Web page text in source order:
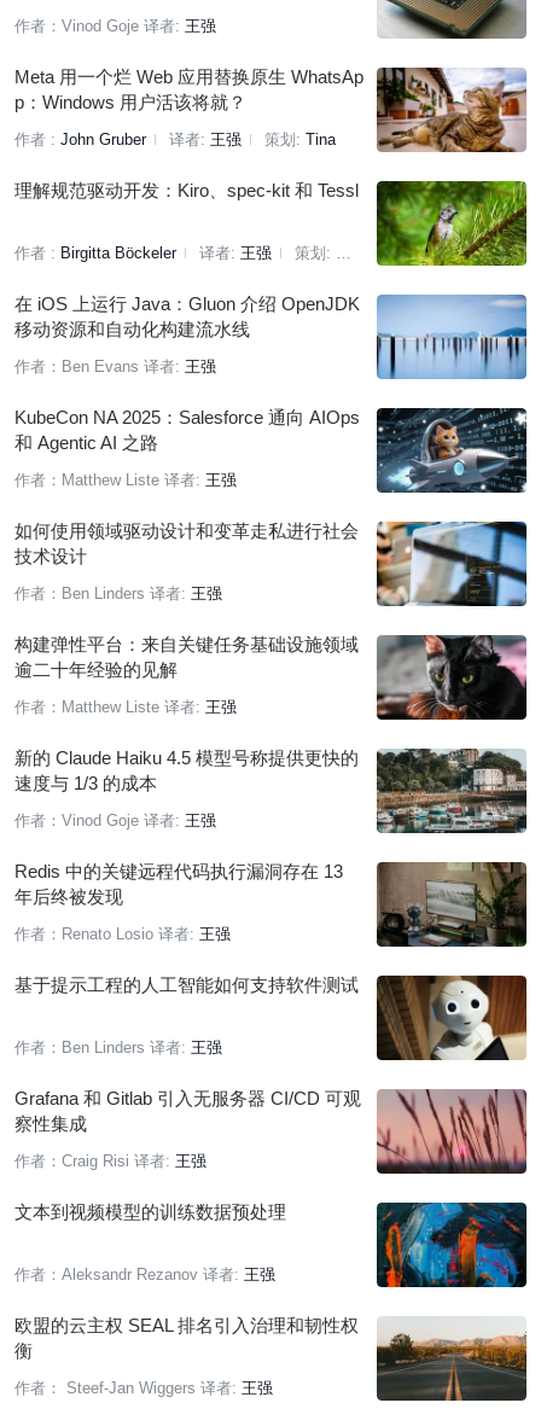
作者：Vinod Goje 译者: 王强
Meta 用一个烂 Web 应用替换原生 WhatsAp
p：Windows 用户活该将就？
作者 : John Gruber 译者: 王强 策划: Tina
理解规范驱动开发：Kiro、spec-kit 和 Tessl
作者 : Birgitta Böckeler 译者: 王强
策划:
在 iOS 上运行 Java：Gluon 介绍 OpenJDK
移动资源和自动化构建流水线
作者：Ben Evans 译者: 王强
KubeCon NA 2025：Salesforce 通向 AIOps
和 Agentic AI 之路
作者：Matthew Liste 译者: 王强
如何使用领域驱动设计和变革走私进行社会
技术设计
作者：Ben Linders 译者: 王强
构建弹性平台：来自关键任务基础设施领域
逾二十年经验的见解
作者：Matthew Liste 译者: 王强
新的 Claude Haiku 4.5 模型号称提供更快的
速度与 1/3 的成本
作者：Vinod Goje 译者: 王强
Redis 中的关键远程代码执行漏洞存在 13
年后终被发现
作者：Renato Losio 译者: 王强
基于提示工程的人工智能如何支持软件测试
作者：Ben Linders 译者: 王强
Grafana 和 Gitlab 引入无服务器 CI/CD 可观
察性集成
作者：Craig Risi 译者: 王强
文本到视频模型的训练数据预处理
作者：Aleksandr Rezanov 译者: 王强
欧盟的云主权 SEAL 排名引入治理和韧性权
衡
作者： Steef-Jan Wiggers 译者: 王强